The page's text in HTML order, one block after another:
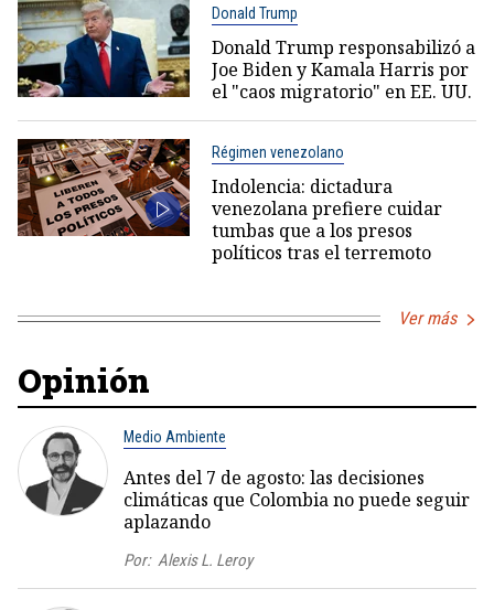
Donald Trump
Donald Trump responsabilizó a
Joe Biden y Kamala Harris por
el "caos migratorio" en EE. UU.
Régimen venezolano
Indolencia: dictadura
venezolana prefiere cuidar
tumbas que a los presos
políticos tras el terremoto
Ver más
Opinión
Medio Ambiente
Antes del 7 de agosto: las decisiones
climáticas que Colombia no puede seguir
aplazando
Por: Alexis L. Leroy